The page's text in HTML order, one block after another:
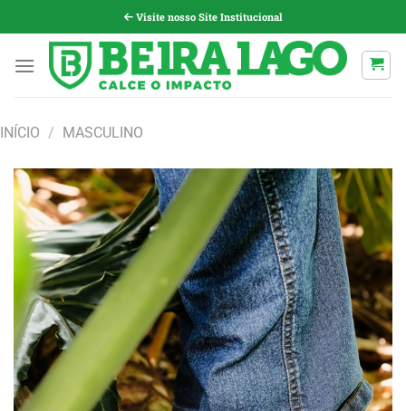
para
conteúdo
Visite nosso Site Institucional
INÍCIO / MASCULINO